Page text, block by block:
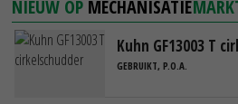
NIEUW OP MECHANISATIE
Kuhn GF13003 T
GEBRUIKT, P.O.A.